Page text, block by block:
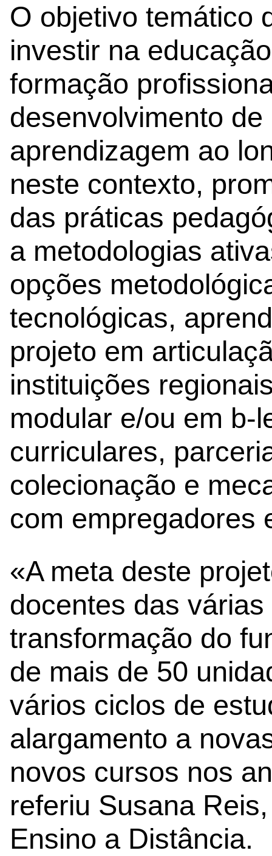
O objetivo temático
investir na
formação
desenvolvimento
aprendizagem ao
neste contexto,
das práticas
a metodologias
opções
tecnológicas,
projeto em
instituições
modular e/ou em b-
curriculares,
colecionação e
com empregadores
«A meta deste
docentes das
transformação do
de mais de 50
vários ciclos de
alargamento a
novos cursos nos
referiu Susana
Ensino a Distância.